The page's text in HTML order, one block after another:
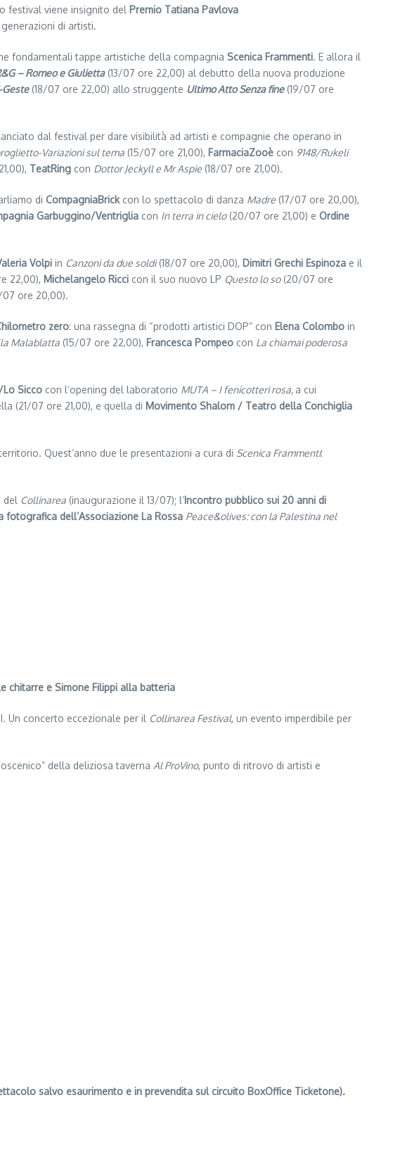
festival viene insignito del Premio Tatiana Pavlova
di artisti.
fondamentali tappe artistiche della compagnia Scenica Frammenti. E allora il
– Romeo e Giulietta(13/07 ore 22,00) al debutto della nuova produzione
Geste(18/07 ore 22,00) allo struggente Ultimo Atto Senza fine(19/07 ore
dal festival per dare visibilità ad artisti e compagnie che operano in
Variazioni sul tema (15/07 ore 21,00), FarmaciaZooè con 9148/Rukeli
TeatRing con Dottor Jeckyll e Mr Aspie (18/07 ore 21,00).
di CompagniaBrickcon lo spettacolo di danza Madre (17/07 ore 20,00),
Garbuggino/Ventriglia con In terra in cielo(20/07 ore 21,00) e Ordine
Volpi in Canzoni da due soldi(18/07 ore 20,00), Dimitri Grechi Espinoza e il
22,00), Michelangelo Ricci con il suo nuovo LP Questo lo so(20/07 ore
ore 20,00).
zero: una rassegna di “prodotti artistici DOP” con Elena Colombo in
Malablatta (15/07 ore 22,00), Francesca Pompeo con La chiamai poderosa
Sicco con l’opening del laboratorio MUTA – I fenicotteri rosa, a cui
(21/07 ore 21,00), e quella di Movimento Shalom / Teatro della Conchiglia
Quest’anno due le presentazioni a cura di Scenica Frammenti:
del Collinarea (inaugurazione il 13/07); l’Incontro pubblico sui 20 anni di
fotografica dell’Associazione La Rossa Peace&olives: con la Palestina nel
chitarre e Simone Filippi alla batteria
Un concerto eccezionale per il Collinarea Festival, un evento imperdibile per
della deliziosa taverna Al ProVino, punto di ritrovo di artisti e
salvo esaurimento e in prevendita sul circuito BoxOffice Ticketone).